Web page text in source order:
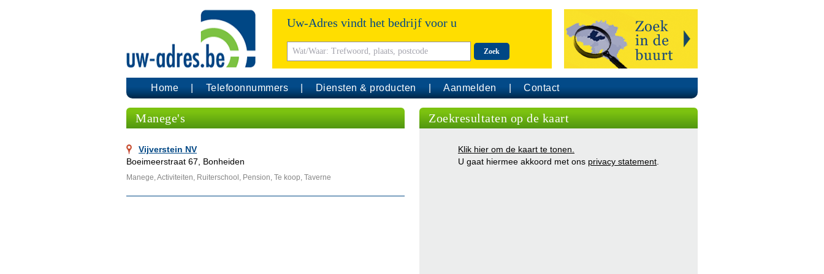
Uw-Adres vindt het bedrijf voor u
Zoek
Home Telefoonnummers Diensten & producten Aanmelden Contact
Manege's
Vijverstein NV
Boeimeerstraat 67, Bonheiden
Manege, Activiteiten, Ruiterschool, Pension, Te koop, Taverne
Zoekresultaten op de kaart
Klik hier om de kaart te tonen.
U gaat hiermee akkoord met ons privacy statement